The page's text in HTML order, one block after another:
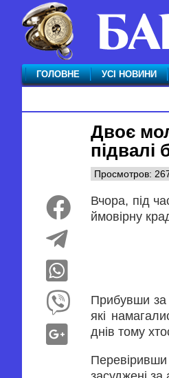
ГОЛОВНЕ УСІ НОВИНИ
Двоє
підвалі
Просмотров:
Вчора, під
ймовірну
Прибувши за
які
днів тому